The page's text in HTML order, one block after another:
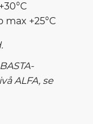
+25°C
ALFA, se